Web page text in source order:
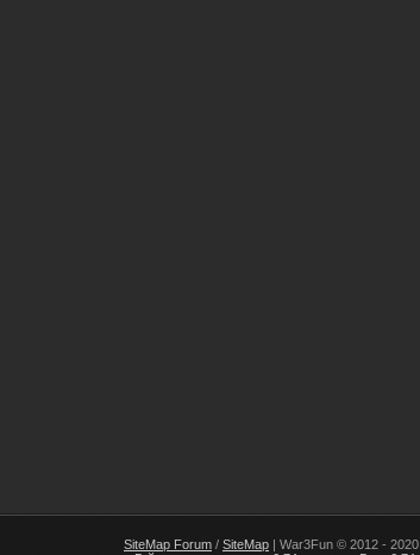
SiteMap Forum / SiteMap | War3Fun © 2012 - 2020